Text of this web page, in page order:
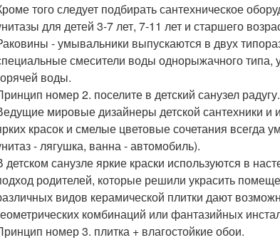
того следует подбирать сантехническое
для детей 3-7 лет, 7-11 лет и старшего
- умывальники выпускаются в двух
смесители воды однорыжачного типа,
воды.
номер 2. поселите в детский санузел радугу.
мировые дизайнеры детской сантехники и
красок и смелые цветовые сочетания всегда
- лягушка, ванна - автомобиль).
детском санузле яркие краски используются в
родителей, которые решили украсить
видов керамической плитки дают
комбинаций или фантазийных
номер 3. плитка + влагостойкие обои.